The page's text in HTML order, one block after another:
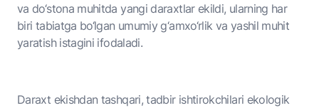
va do‘stona muhitda yangi daraxtlar ekildi, ularning har
biri tabiatga bo‘lgan umumiy g‘amxo‘rlik va yashil muhit
yaratish istagini ifodaladi.
Daraxt ekishdan tashqari, tadbir ishtirokchilari ekologik